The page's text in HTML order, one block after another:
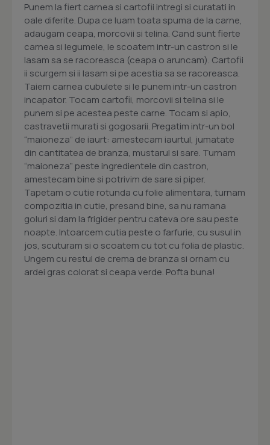
Punem la fiert carnea si cartofii intregi si curatati in
oale diferite. Dupa ce luam toata spuma de la carne,
adaugam ceapa, morcovii si telina. Cand sunt fierte
carnea si legumele, le scoatem intr-un castron si le
lasam sa se racoreasca (ceapa o aruncam). Cartofii
ii scurgem si ii lasam si pe acestia sa se racoreasca.
Taiem carnea cubulete si le punem intr-un castron
incapator. Tocam cartofii, morcovii si telina si le
punem si pe acestea peste carne. Tocam si apio,
castravetii murati si gogosarii. Pregatim intr-un bol
“maioneza” de iaurt: amestecam iaurtul, jumatate
din cantitatea de branza, mustarul si sare. Turnam
“maioneza” peste ingredientele din castron,
amestecam bine si potrivim de sare si piper.
Tapetam o cutie rotunda cu folie alimentara, turnam
compozitia in cutie, presand bine, sa nu ramana
goluri si dam la frigider pentru cateva ore sau peste
noapte. Intoarcem cutia peste o farfurie, cu susul in
jos, scuturam si o scoatem cu tot cu folia de plastic.
Ungem cu restul de crema de branza si ornam cu
ardei gras colorat si ceapa verde. Pofta buna!